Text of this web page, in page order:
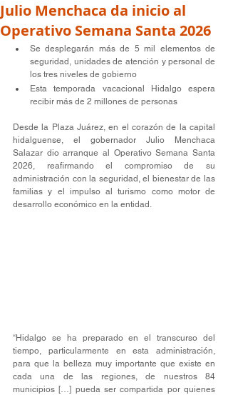
Julio Menchaca da inicio al
Operativo Semana Santa 2026
Se desplegarán más de 5 mil elementos de
seguridad, unidades de atención y personal de
los tres niveles de gobierno
Esta temporada vacacional Hidalgo espera
recibir más de 2 millones de personas
Desde la Plaza Juárez, en el corazón de la capital
hidalguense, el gobernador Julio Menchaca
Salazar dio arranque al Operativo Semana Santa
2026, reafirmando el compromiso de su
administración con la seguridad, el bienestar de las
familias y el impulso al turismo como motor de
desarrollo económico en la entidad.
“Hidalgo se ha preparado en el transcurso del
tiempo, particularmente en esta administración,
para que la belleza muy importante que existe en
cada una de las regiones, de nuestros 84
municipios […] pueda ser compartida por quienes